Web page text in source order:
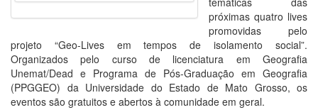
próximas quatro lives
promovidas pelo
projeto “Geo-Lives em tempos de isolamento social”.
Organizados pelo curso de licenciatura em Geografia
Unemat/Dead e Programa de Pós-Graduação em Geografia
(PPGGEO) da Universidade do Estado de Mato Grosso, os
eventos são gratuitos e abertos à comunidade em geral.